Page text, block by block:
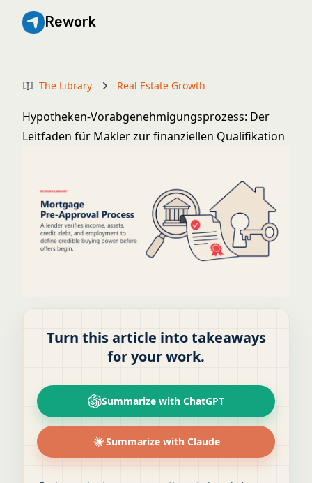
Rework
The Library Real Estate Growth
Hypotheken-Vorabgenehmigungsprozess: Der
Leitfaden für Makler zur finanziellen Qualifikation
Turn this article into takeaways
for your work.
Summarize with ChatGPT
Summarize with Claude